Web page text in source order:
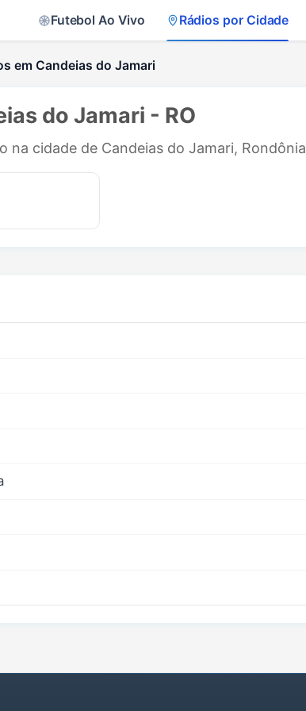
Futebol Ao Vivo Rádios por Cidade
em Candeias do Jamari
do Jamari - RO
na cidade de Candeias do Jamari, Rondônia